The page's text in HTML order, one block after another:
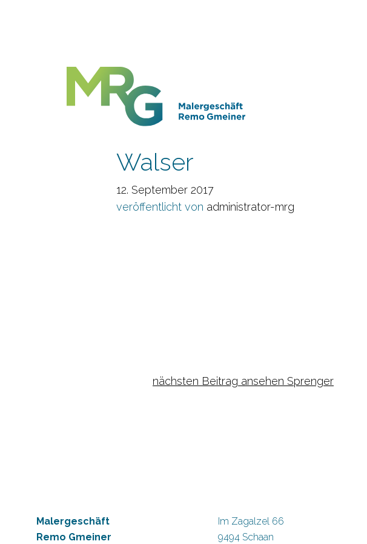
Walser
12. September 2017
veröffentlicht von administrator-mrg
nächsten Beitrag ansehen Sprenger
Malergeschäft
Remo Gmeiner
Im Zagalzel 66
9494 Schaan